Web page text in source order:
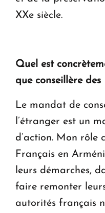
XXe siècle.
Quel est
que conseillère
Le mandat de
l’étranger est un
d’action. Mon rôle
Français en
leurs démarches,
faire remonter
autorités français